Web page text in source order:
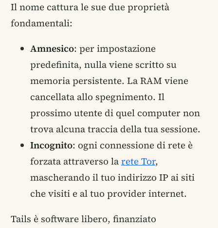
Il nome cattura le sue due proprietà
fondamentali:
Amnesico: per impostazione
predefinita, nulla viene scritto su
memoria persistente. La RAM viene
cancellata allo spegnimento. Il
prossimo utente di quel computer non
trova alcuna traccia della tua sessione.
Incognito: ogni connessione di rete è
forzata attraverso larete Tor,
mascherando il tuo indirizzo IP ai siti
che visiti e al tuo provider internet.
Tails è software libero, finanziato